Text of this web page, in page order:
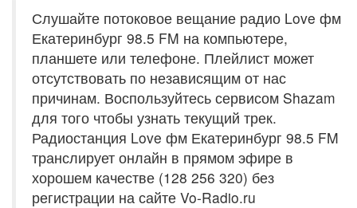
Слушайте потоковое вещание радио Love фм
Екатеринбург 98.5 FM на компьютере,
планшете или телефоне. Плейлист может
отсутствовать по независящим от нас
причинам. Воспользуйтесь сервисом Shazam
для того чтобы узнать текущий трек.
Радиостанция Love фм Екатеринбург 98.5 FM
транслирует онлайн в прямом эфире в
хорошем качестве (128 256 320) без
регистрации на сайте Vo-Radio.ru